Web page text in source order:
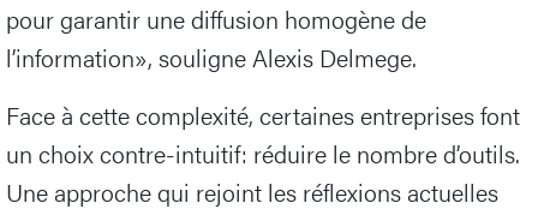
pour garantir une diffusion homogène de
l’information», souligne Alexis Delmege.
Face à cette complexité, certaines entreprises font
un choix contre-intuitif: réduire le nombre d’outils.
Une approche qui rejoint les réflexions actuelles